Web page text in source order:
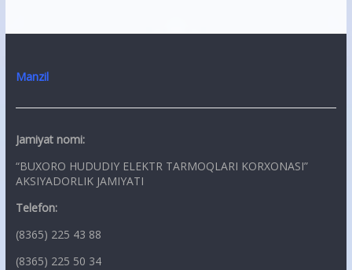
Manzil
Jamiyat nomi:
“BUXORO HUDUDIY ELEKTR TARMOQLARI KORXONASI”
AKSIYADORLIK JAMIYATI
Telefon:
(8365) 225 43 88
(8365) 225 50 34